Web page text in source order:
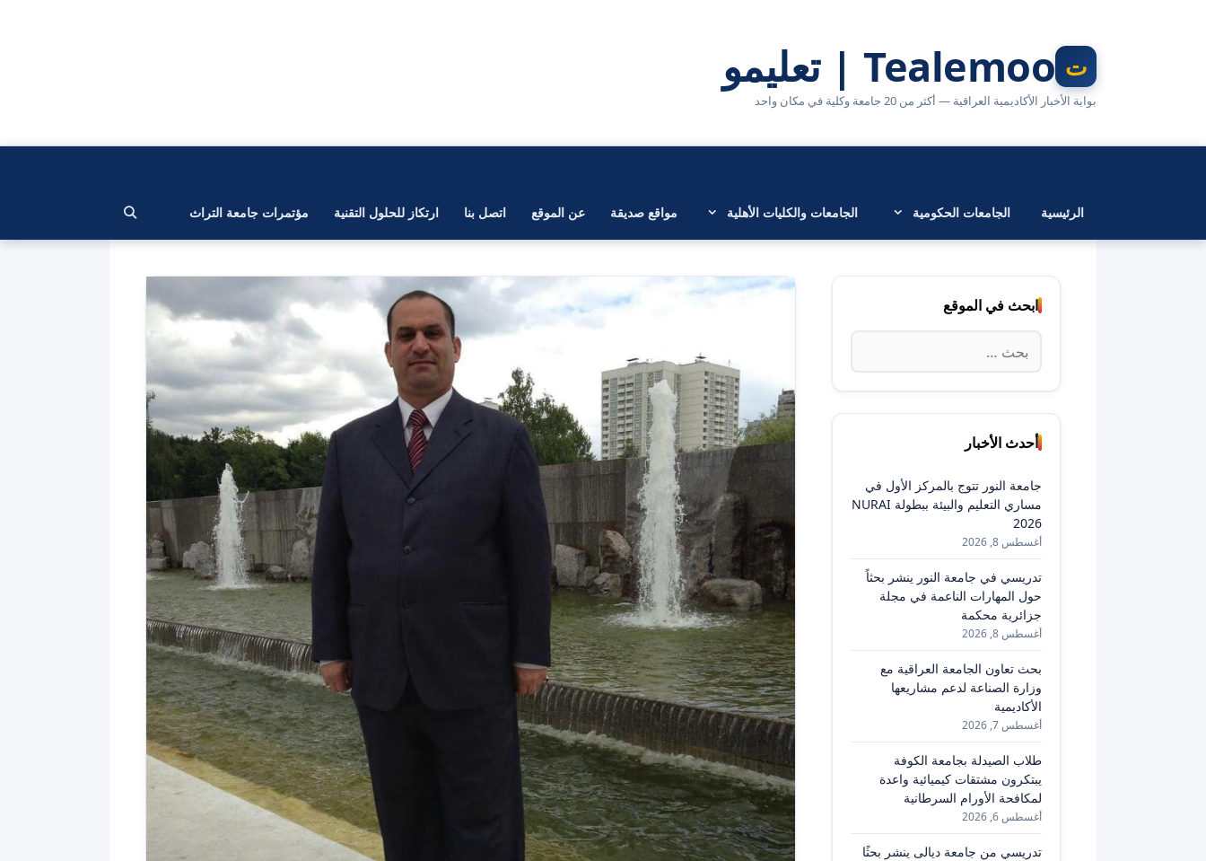
Tealemoo | تعليمو
بوابة الأخبار الأكاديمية العراقية — أكثر من 20 جامعة وكلية في مكان واحد
الرئيسية الجامعات الحكومية الجامعات والكليات الأهلية مواقع صديقة عن الموقع اتصل بنا ارتكاز للحلول التقنية مؤتمرات جامعة التراث
ابحث في الموقع
البحث
عن:
أحدث الأخبار
جامعة النور تتوج بالمركز الأول في
مساري التعليم والبيئة ببطولة NURAI
2026
أغسطس 8, 2026
تدريسي في جامعة النور ينشر بحثاً
حول المهارات الناعمة في مجلة
جزائرية محكمة
أغسطس 8, 2026
بحث تعاون الجامعة العراقية مع
وزارة الصناعة لدعم مشاريعها
الأكاديمية
أغسطس 7, 2026
طلاب الصيدلة بجامعة الكوفة
يبتكرون مشتقات كيميائية واعدة
لمكافحة الأورام السرطانية
أغسطس 6, 2026
تدريسي من جامعة ديالى ينشر بحثًا